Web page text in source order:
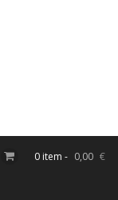
0 item - 0,00 €